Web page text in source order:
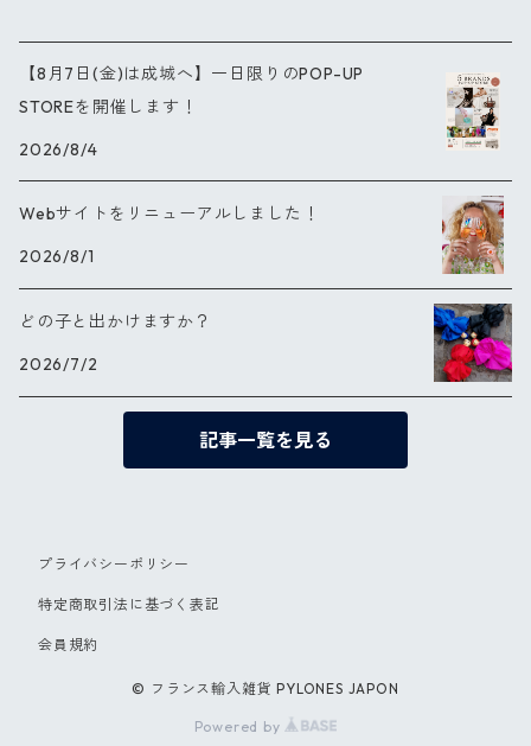
【8月7日(金)は成城へ】一日限りのPOP-UP
STOREを開催します！
2026/8/4
Webサイトをリニューアルしました！
2026/8/1
どの子と出かけますか？
2026/7/2
記事一覧を見る
プライバシーポリシー
特定商取引法に基づく表記
会員規約
© フランス輸入雑貨 PYLONES JAPON
Powered by